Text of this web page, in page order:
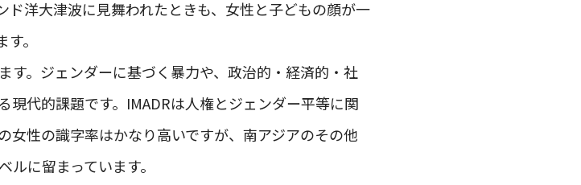
ド洋大津波に見舞われたときも、女性と子どもの顔が一
。
す。ジェンダーに基づく暴力や、政治的・経済的・社
代的課題です。IMADRは人権とジェンダー平等に関
女性の識字率はかなり高いですが、南アジアのその他
に留まっています。